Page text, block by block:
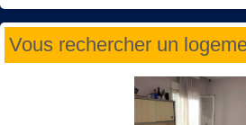
Vous rechercher un